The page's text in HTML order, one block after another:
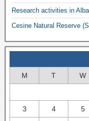
Research activities in
Cesine Natural Reserve
M T W
3 4 5